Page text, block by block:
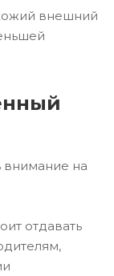
внешний
на
отдавать